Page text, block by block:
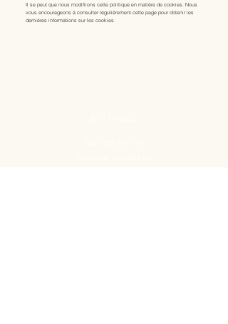
Il se peut que nous modifiions cette politique en matière de cookies. Nous
vous encourageons à consulter régulièrement cette page pour obtenir les
dernières informations sur les cookies.